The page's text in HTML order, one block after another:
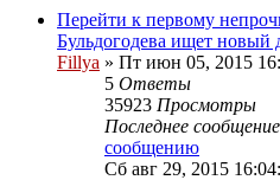
Перейти к первому
Бульдогодева ищет новый
Fillya » Пт июн 05, 2015
5 Ответы
35923 Просмотры
Последнее сообщение
сообщению
Сб авг 29, 2015